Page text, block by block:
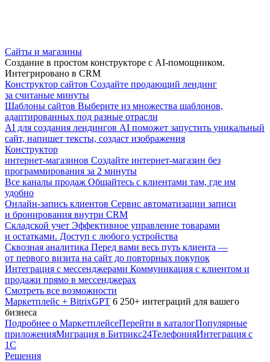
Сайты и магазины
Создание в простом конструкторе с AI-помощником.
Интегрировано в CRM
Конструктор сайтов Создайте продающий лендинг
за считаные минуты
Шаблоны сайтов Выберите из множества шаблонов,
адаптированных под разные отрасли
AI для создания лендингов AI поможет запустить уникальный
сайт, напишет тексты, создаст изображения
Конструктор
интернет-магазинов Создайте интернет-магазин без
программирования за 2 минуты
Все каналы продаж Общайтесь с клиентами там, где им
удобно
Онлайн-запись клиентов Сервис автоматизации записи
и бронирования внутри CRM
Складской учет Эффективное управление товарами
и остатками. Доступ с любого устройства
Сквозная аналитика Перед вами весь путь клиента —
от первого визита на сайт до повторных покупок
Интеграция с мессенджерами Коммуникация с клиентом и
продажи прямо в мессенджерах
Смотреть все возможности
Маркетплейс + BitrixGPT 6 250+ интеграций для вашего
бизнеса
Подробнее о МаркетплейсеПерейти в каталогПопулярные
приложенияМиграция в Битрикс24ТелефонияИнтеграция с
1С
Решения